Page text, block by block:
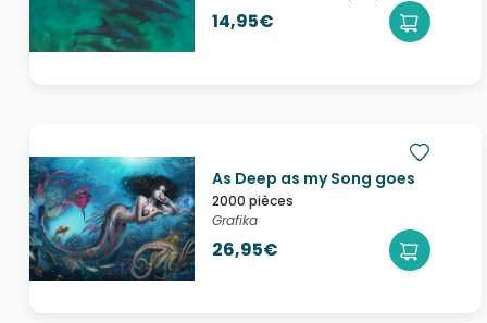
14,95€
As Deep as my Song goes
2000 pièces
Grafika
26,95€